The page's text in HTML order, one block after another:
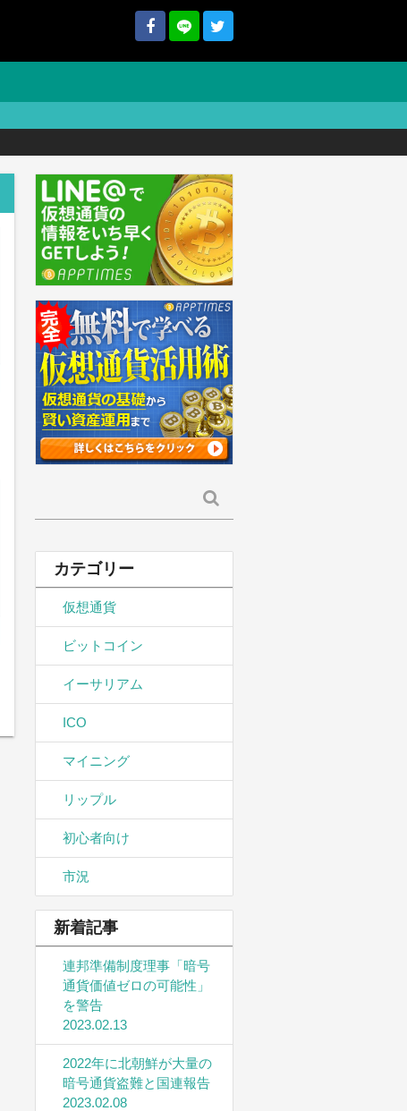
索:
カテゴリー
仮想通貨
ビットコイン
イーサリアム
ICO
マイニング
リップル
初心者向け
市況
新着記事
連邦準備制度理事「暗号
通貨価値ゼロの可能性」
を警告
2023.02.13
2022年に北朝鮮が大量の
暗号通貨盗難と国連報告
2023.02.08